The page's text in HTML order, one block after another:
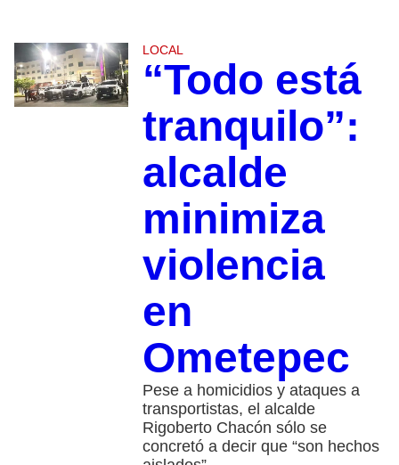
LOCAL
“Todo está
tranquilo”:
alcalde
minimiza
violencia
en
Ometepec
Pese a homicidios y ataques a
transportistas, el alcalde
Rigoberto Chacón sólo se
concretó a decir que “son hechos